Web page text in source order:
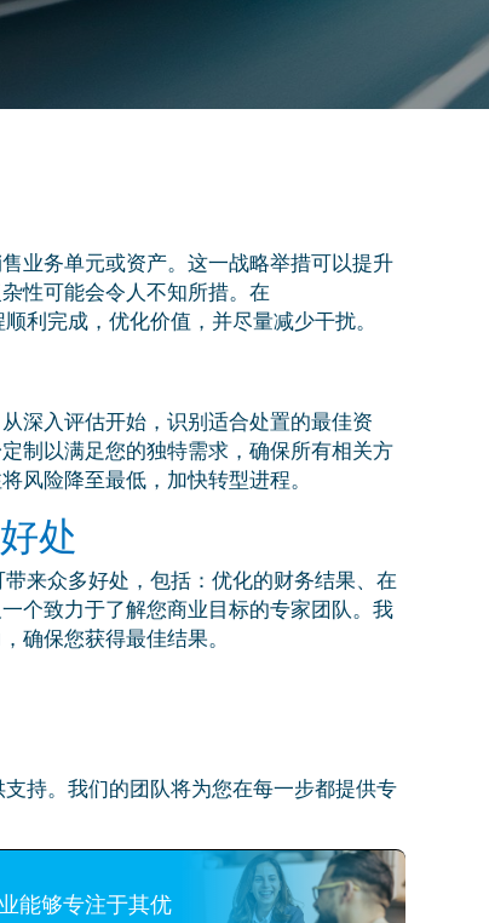
业务单元或资产。这一战略举措可以提升
性可能会令人不知所措。在
利完成，优化价值，并尽量减少干扰。
深入评估开始，识别适合处置的最佳资
制以满足您的独特需求，确保所有相关方
风险降至最低，加快转型进程。
处
来众多好处，包括：优化的财务结果、在
个致力于了解您商业目标的专家团队。我
确保您获得最佳结果。
持。我们的团队将为您在每一步都提供专
能够专注于其优